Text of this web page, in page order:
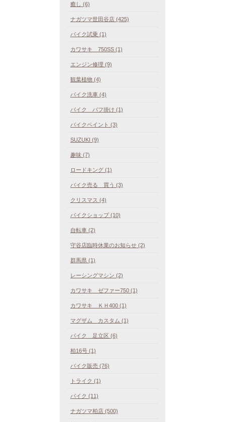
癒し (6)
ナガツマ世田谷店 (425)
バイク試乗 (1)
カワサキ 750SS (1)
エンジン修理 (9)
観葉植物 (4)
バイク洗車 (4)
バイク バフ掛け (1)
バイクペイント (3)
SUZUKI (9)
趣味 (7)
ロードキング (1)
バイク売る 買う (3)
クリスマス (4)
バイクショップ (10)
自転車 (2)
守谷店臨時休業のお知らせ (2)
群馬県 (1)
レーシングマシン (2)
カワサキ ゼファー750 (1)
カワサキ ＫＨ400 (1)
マグザム カスタム (1)
バイク 足立区 (6)
柏16号 (1)
バイク販売 (76)
トライク (1)
バイク (11)
ナガツマ柏店 (500)